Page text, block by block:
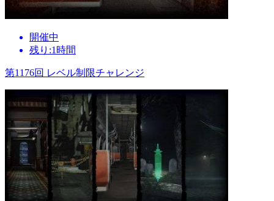
開催中
残り:1時間
第1176回 レベル制限チャレンジ